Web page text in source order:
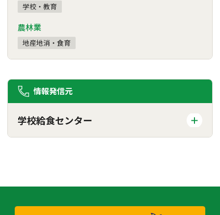
学校・教育
農林業
地産地消・食育
情報発信元
学校給食センター